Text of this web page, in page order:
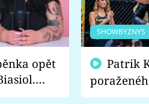
opět
a
SHOWBYZNYS
fanoušci